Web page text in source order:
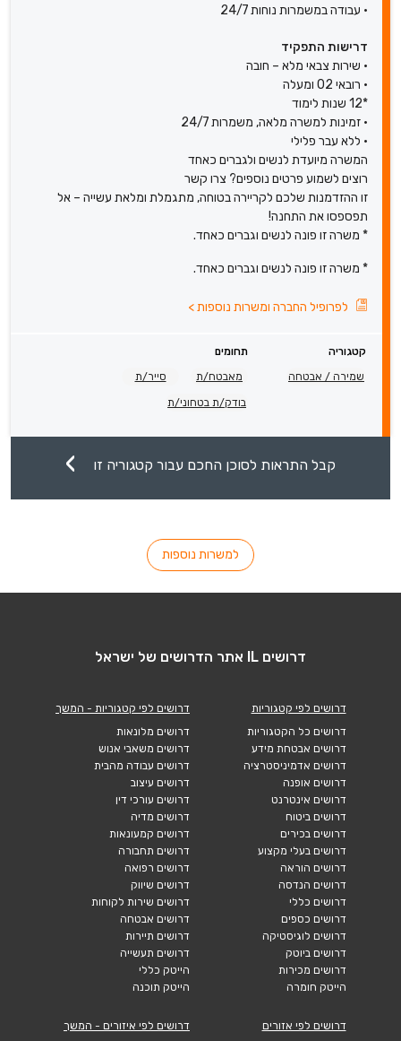
• עבודה במשמרות נוחות 24/7
דרישות התפקיד
• שירות צבאי מלא – חובה
• רובאי 02 ומעלה
*12 שנות לימוד
• זמינות למשרה מלאה, משמרות 24/7
• ללא עבר פלילי
המשרה מיועדת לנשים ולגברים כאחד
רוצים לשמוע פרטים נוספים? צרו קשר
זו ההזדמנות שלכם לקריירה בטוחה, מתגמלת ומלאת עשייה – אל
תפספסו את התחנה!
* משרה זו פונה לנשים וגברים כאחד.
* משרה זו פונה לנשים וגברים כאחד.
לפרופיל החברה ומשרות נוספות>
קטגוריה
תחומים
שמירה / אבטחה
מאבטח/ת סייר/ת
בודק/ת בטחוני/ת
קבל התראות לסוכן החכם עבור קטגוריה זו
למשרות נוספות
דרושים IL אתר הדרושים של ישראל
דרושים לפי קטגוריות
דרושים כל הקטגוריות
דרושים אבטחת מידע
דרושים אדמיניסטרציה
דרושים אופנה
דרושים אינטרנט
דרושים ביטוח
דרושים בכירים
דרושים בעלי מקצוע
דרושים הוראה
דרושים הנדסה
דרושים כללי
דרושים כספים
דרושים לוגיסטיקה
דרושים ביוטק
דרושים מכירות
הייטק חומרה
דרושים לפי קטגוריות - המשך
דרושים מלונאות
דרושים משאבי אנוש
דרושים עבודה מהבית
דרושים עיצוב
דרושים עורכי דין
דרושים מדיה
דרושים קמעונאות
דרושים תחבורה
דרושים רפואה
דרושים שיווק
דרושים שירות לקוחות
דרושים אבטחה
דרושים תיירות
דרושים תעשייה
הייטק כללי
הייטק תוכנה
דרושים לפי אזורים
דרושים לפי איזורים - המשך